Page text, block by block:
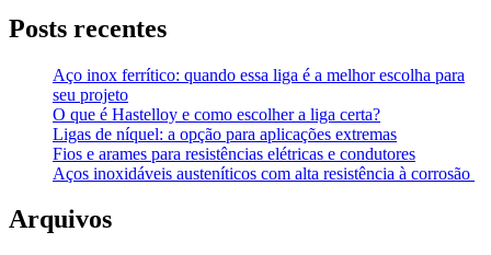
Posts recentes
Aço inox ferrítico: quando essa liga é a melhor escolha para
seu projeto
O que é Hastelloy e como escolher a liga certa?
Ligas de níquel: a opção para aplicações extremas
Fios e arames para resistências elétricas e condutores
Aços inoxidáveis austeníticos com alta resistência à corrosão
Arquivos